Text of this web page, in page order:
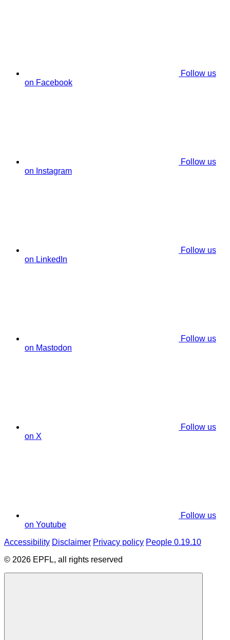
Follow us
on Facebook
Follow us
on Instagram
Follow us
on LinkedIn
Follow us
on Mastodon
Follow us
on X
Follow us
on Youtube
Accessibility Disclaimer Privacy policy People 0.19.10
© 2026 EPFL, all rights reserved